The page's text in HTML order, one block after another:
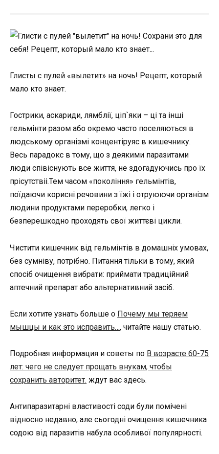
Глисты с пулей «вылетит» на ночь! Рецепт, который
мало кто знает.
Гострики, аскариди, лямблії, ціп`яки – ці та інші
гельмінти разом або окремо часто поселяються в
людському організмі концентіруяс в кишечнику.
Весь парадокс в тому, що з деякими паразитами
люди співіснують все життя, не здогадуючись про їх
прісутствіі.Тем часом «покоління» гельмінтів,
поїдаючи корисні речовини з їжі і отруюючи організм
людини продуктами переробки, легко і
безперешкодно проходять свої життєві цикли.
Чистити кишечник від гельмінтів в домашніх умовах,
без сумніву, потрібно. Питання тільки в тому, який
спосіб очищення вибрати: приймати традиційний
аптечний препарат або альтернативний засіб.
Если хотите узнать больше о Почему мы теряем
мышцы и как это исправить…, читайте нашу статью.
Подробная информация и советы по В возрасте 60-75
лет: чего не следует прощать внукам, чтобы
сохранить авторитет. ждут вас здесь.
Антипаразитарні властивості соди були помічені
відносно недавно, але сьогодні очищення кишечника
содою від паразитів набула особливої популярності.